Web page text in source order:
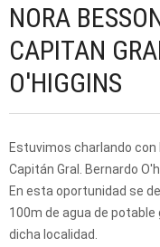
NORA
CAPITAN
O'HIGGINS
Estuvimos charlando
Capitán Gral. Bernardo
En esta oportunidad se
100m de agua de
dicha localidad.